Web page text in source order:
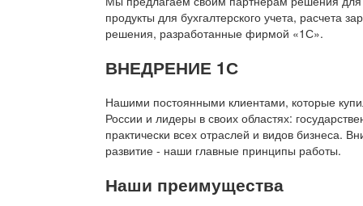
продукты для бухгалтерского учета, расчета
решения, разработанные фирмой «1С».
ВНЕДРЕНИЕ 1С
Нашими постоянными клиентами, которые
России и лидеры в своих областях:
практически всех отраслей и видов бизнеса.
развитие - наши главные принципы работы.
Наши преимущества